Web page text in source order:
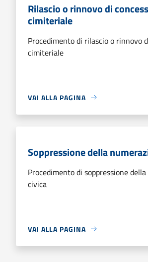
Rilascio o rinnovo di
cimiteriale
Procedimento di rilascio o rinnovo
cimiteriale
VAI ALLA PAGINA
Soppressione della
Procedimento di soppressione
civica
VAI ALLA PAGINA